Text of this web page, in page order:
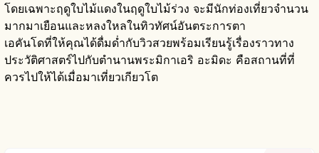
โดยเฉพาะฤดูใบไม้แดงในฤดูใบไม้ร่วง จะมีนักท่องเที่ยวจำนวน
มากมาเยือนและหลงใหลในทิวทัศน์อันตระการตา
เอคันโดที่ให้คุณได้ดื่มด่ำกับวิวสวยพร้อมเรียนรู้เรื่องราวทาง
ประวัติศาสตร์ไปกับตำนานพระมิกาเอริ อะมิดะ คือสถานที่ที่
ควรไปให้ได้เมื่อมาเที่ยวเกียวโต